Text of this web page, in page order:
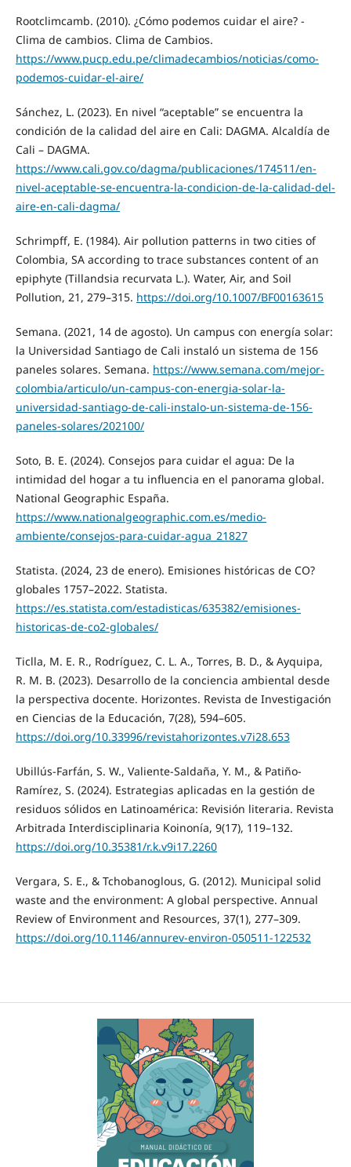
Rootclimcamb. (2010). ¿Cómo podemos cuidar el aire? -
Clima de cambios. Clima de Cambios.
https://www.pucp.edu.pe/climadecambios/noticias/como-
podemos-cuidar-el-aire/
Sánchez, L. (2023). En nivel “aceptable” se encuentra la
condición de la calidad del aire en Cali: DAGMA. Alcaldía de
Cali – DAGMA.
https://www.cali.gov.co/dagma/publicaciones/174511/en-
nivel-aceptable-se-encuentra-la-condicion-de-la-calidad-del-
aire-en-cali-dagma/
Schrimpff, E. (1984). Air pollution patterns in two cities of
Colombia, SA according to trace substances content of an
epiphyte (Tillandsia recurvata L.). Water, Air, and Soil
Pollution, 21, 279–315. https://doi.org/10.1007/BF00163615
Semana. (2021, 14 de agosto). Un campus con energía solar:
la Universidad Santiago de Cali instaló un sistema de 156
paneles solares. Semana. https://www.semana.com/mejor-
colombia/articulo/un-campus-con-energia-solar-la-
universidad-santiago-de-cali-instalo-un-sistema-de-156-
paneles-solares/202100/
Soto, B. E. (2024). Consejos para cuidar el agua: De la
intimidad del hogar a tu influencia en el panorama global.
National Geographic España.
https://www.nationalgeographic.com.es/medio-
ambiente/consejos-para-cuidar-agua_21827
Statista. (2024, 23 de enero). Emisiones históricas de CO?
globales 1757–2022. Statista.
https://es.statista.com/estadisticas/635382/emisiones-
historicas-de-co2-globales/
Ticlla, M. E. R., Rodríguez, C. L. A., Torres, B. D., & Ayquipa,
R. M. B. (2023). Desarrollo de la conciencia ambiental desde
la perspectiva docente. Horizontes. Revista de Investigación
en Ciencias de la Educación, 7(28), 594–605.
https://doi.org/10.33996/revistahorizontes.v7i28.653
Ubillús-Farfán, S. W., Valiente-Saldaña, Y. M., & Patiño-
Ramírez, S. (2024). Estrategias aplicadas en la gestión de
residuos sólidos en Latinoamérica: Revisión literaria. Revista
Arbitrada Interdisciplinaria Koinonía, 9(17), 119–132.
https://doi.org/10.35381/r.k.v9i17.2260
Vergara, S. E., & Tchobanoglous, G. (2012). Municipal solid
waste and the environment: A global perspective. Annual
Review of Environment and Resources, 37(1), 277–309.
https://doi.org/10.1146/annurev-environ-050511-122532